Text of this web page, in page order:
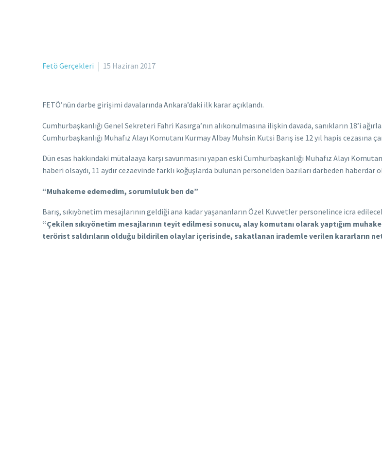
Fetö Gerçekleri 15 Haziran 2017
FETÖ’nün darbe girişimi davalarında Ankara’daki ilk karar açıklandı.
Cumhurbaşkanlığı Genel Sekreteri Fahri Kasırga’nın alıkonulmasına ilişkin davada, sanıkların 18’i
Cumhurbaşkanlığı Muhafız Alayı Komutanı Kurmay Albay Muhsin Kutsi Barış ise 12 yıl hapis cezasına
Dün esas hakkındaki mütalaaya karşı savunmasını yapan eski Cumhurbaşkanlığı Muhafız Alayı
haberi olsaydı, 11 aydır cezaevinde farklı koğuşlarda bulunan personelden bazıları darbeden haberdar
“Muhakeme edemedim, sorumluluk ben de”
Barış, sıkıyönetim mesajlarının geldiği ana kadar yaşananların Özel Kuvvetler personelince icra
“Çekilen sıkıyönetim mesajlarının teyit edilmesi sonucu, alay komutanı olarak yaptığım
terörist saldırıların olduğu bildirilen olaylar içerisinde, sakatlanan irademle verilen kararların